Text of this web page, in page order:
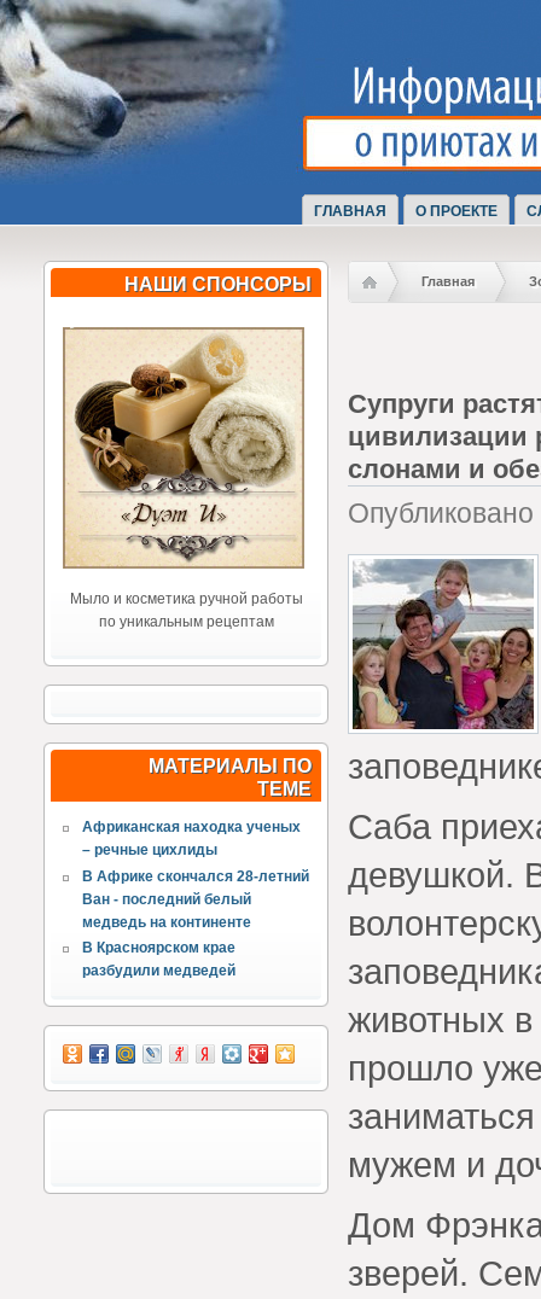
ГЛАВНАЯ О ПРОЕКТЕ
НАШИ СПОНСОРЫ
Мыло и косметика ручной работы
по уникальным рецептам
МАТЕРИАЛЫ ПО
ТЕМЕ
Африканская находка ученых
– речные цихлиды
В Африке скончался 28-летний
Ван - последний белый
медведь на континенте
В Красноярском крае
разбудили медведей
Главная
Супруги
цивилизации
слонами и
Саба
девушкой.
животных в
прошло
мужем и
Дом
зверей.